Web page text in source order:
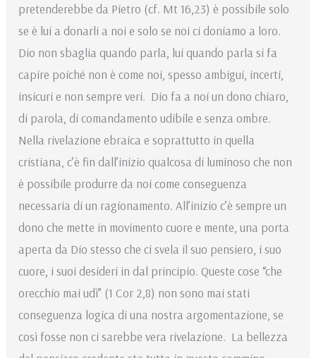
pretenderebbe da Pietro (cf. Mt 16,23) è possibile solo
se è lui a donarli a noi e solo se noi ci doniamo a loro.
Dio non sbaglia quando parla, lui quando parla si fa
capire poiché non è come noi, spesso ambigui, incerti,
insicuri e non sempre veri. Dio fa a noi un dono chiaro,
di parola, di comandamento udibile e senza ombre.
Nella rivelazione ebraica e soprattutto in quella
cristiana, c’è fin dall’inizio qualcosa di luminoso che non
è possibile produrre da noi come conseguenza
necessaria di un ragionamento. All’inizio c’è sempre un
dono che mette in movimento cuore e mente, una porta
aperta da Dio stesso che ci svela il suo pensiero, i suo
cuore, i suoi desideri in dal principio. Queste cose “che
orecchio mai udì” (1 Cor 2,8) non sono mai stati
conseguenza logica di una nostra argomentazione, se
così fosse non ci sarebbe vera rivelazione. La bellezza